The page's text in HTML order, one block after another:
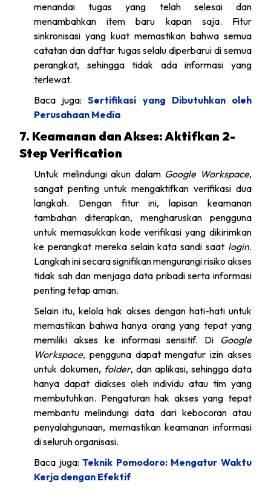
menandai tugas yang telah selesai dan
menambahkan item baru kapan saja. Fitur
sinkronisasi yang kuat memastikan bahwa semua
catatan dan daftar tugas selalu diperbarui di semua
perangkat, sehingga tidak ada informasi yang
terlewat.
Baca juga:Sertifikasi yang Dibutuhkan oleh
Perusahaan Media
7. Keamanan dan Akses: Aktifkan 2-
Step Verification
Untuk melindungi akun dalam Google Workspace,
sangat penting untuk mengaktifkan verifikasi dua
langkah. Dengan fitur ini, lapisan keamanan
tambahan diterapkan, mengharuskan pengguna
untuk memasukkan kode verifikasi yang dikirimkan
ke perangkat mereka selain kata sandi saat login.
Langkah ini secara signifikan mengurangi risiko akses
tidak sah dan menjaga data pribadi serta informasi
penting tetap aman.
Selain itu, kelola hak akses dengan hati-hati untuk
memastikan bahwa hanya orang yang tepat yang
memiliki akses ke informasi sensitif. Di Google
Workspace, pengguna dapat mengatur izin akses
untuk dokumen, folder, dan aplikasi, sehingga data
hanya dapat diakses oleh individu atau tim yang
membutuhkan. Pengaturan hak akses yang tepat
membantu melindungi data dari kebocoran atau
penyalahgunaan, memastikan keamanan informasi
di seluruh organisasi.
Baca juga:Teknik Pomodoro: Mengatur Waktu
Kerja dengan Efektif